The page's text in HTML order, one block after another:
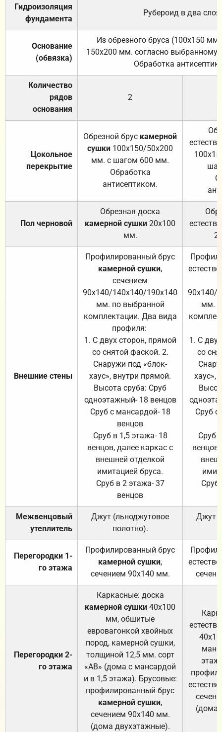
Гидроизоляция
фундамента
Рубероид в два слоя.
Основание
(обвязка)
Из обрезного бруса (100х150
150х200 мм. согласно выбранному
Обработка
Количество
рядов
основания
2
Цокольное
перекрытие
Обрезной брус камерной
сушки 100х150/50х200
мм. с шагом 600 мм.
Обработка
антисептиком.
Пол черновой
Обрезная доска
камерной сушки 20х100
мм.
Внешние стены
Профилированный брус
камерной сушки,
сечением
90х140/140х140/190х140
мм. по выбранной
комплектации. Два вида
профиля:
1. С двух сторон, прямой
со снятой фаской. 2.
Снаружи под «блок-
хаус», внутри прямой.
Высота сруба: Сруб
одноэтажный- 18 венцов
Сруб с мансардой- 18
венцов
Сруб в 1,5 этажа- 18
венцов, далее каркас с
внешней отделкой
имитацией бруса.
Сруб в 2 этажа- 37
венцов
90х140/
мм.
1. С
со
хаус»,
Сруб с
Сруб
Сруб
Межвенцовый
утеплитель
Джут (льноджутовое
полотно).
Джут
Перегородки 1-
го этажа
Профилированный брус
камерной сушки,
сечением 90х140 мм.
Перегородки 2-
го этажа
Каркасные: доска
камерной сушки 40х100
мм, обшитые
евровагонкой хвойных
пород, камерной сушки,
толщиной 12,5 мм. сорт
«АВ» (дома с мансардой
и в 1,5 этажа). Брусовые:
профилированный брус
камерной сушки,
сечением 90х140 мм.
(дома двухэтажные).
(дома